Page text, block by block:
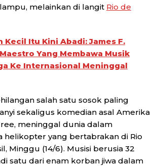
melainkan di langit Rio de
Kecil Itu Kini Abadi: James F.
Yang Membawa Musik
Ke Internasional Meninggal
salah satu sosok paling
sekaligus komedian asal Amerika
meninggal dunia dalam
helikopter yang bertabrakan di Rio
Minggu (14/6). Musisi berusia 32
satu dari enam korban jiwa dalam